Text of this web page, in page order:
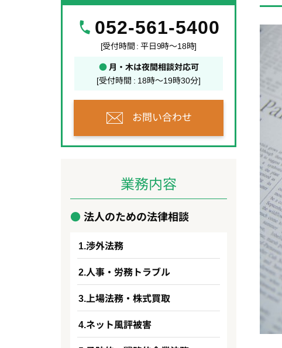
052-561-5400
[受付時間 : 平日9時～18時]
●月・木は夜間相談対応可
[受付時間 : 18時～19時30分]
お問い合わせ
業務内容
法人のための法律相談
渉外法務
人事・労務トラブル
上場法務・株式買取
ネット風評被害